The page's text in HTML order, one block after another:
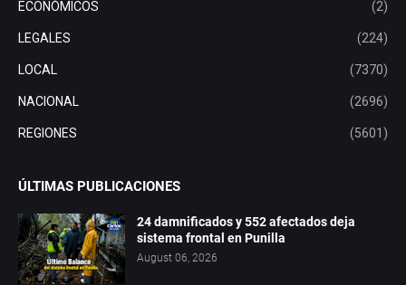
ECONÓMICOS (2)
LEGALES (224)
LOCAL (7370)
NACIONAL (2696)
REGIONES (5601)
ÚLTIMAS PUBLICACIONES
24 damnificados y 552 afectados deja
sistema frontal en Punilla
August 06, 2026